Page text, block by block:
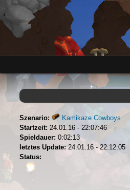
Szenario:
Kamikaze Cowboys
Startzeit: 24.01.16 - 22:07:46
Spieldauer: 0:02:13
letztes Update:24.01.16 - 22:12:05
Status: